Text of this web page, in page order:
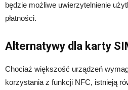
będzie możliwe uwierzytelnienie
płatności.
Alternatywy dla karty
Chociaż większość urządzeń
korzystania z funkcji NFC, istnieją